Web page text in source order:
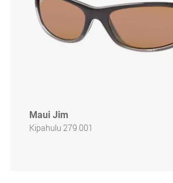
Maui Jim
Kipahulu 279 001